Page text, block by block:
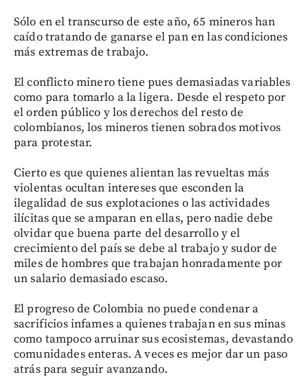
Sólo en el transcurso de este año, 65 mineros han
caído tratando de ganarse el pan en las condiciones
más extremas de trabajo.
El conflicto minero tiene pues demasiadas variables
como para tomarlo a la ligera. Desde el respeto por
el orden público y los derechos del resto de
colombianos, los mineros tienen sobrados motivos
para protestar.
Cierto es que quienes alientan las revueltas más
violentas ocultan intereses que esconden la
ilegalidad de sus explotaciones o las actividades
ilícitas que se amparan en ellas, pero nadie debe
olvidar que buena parte del desarrollo y el
crecimiento del país se debe al trabajo y sudor de
miles de hombres que trabajan honradamente por
un salario demasiado escaso.
El progreso de Colombia no puede condenar a
sacrificios infames a quienes trabajan en sus minas
como tampoco arruinar sus ecosistemas, devastando
comunidades enteras. A veces es mejor dar un paso
atrás para seguir avanzando.